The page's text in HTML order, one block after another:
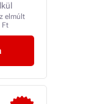
elmúlt
Ft